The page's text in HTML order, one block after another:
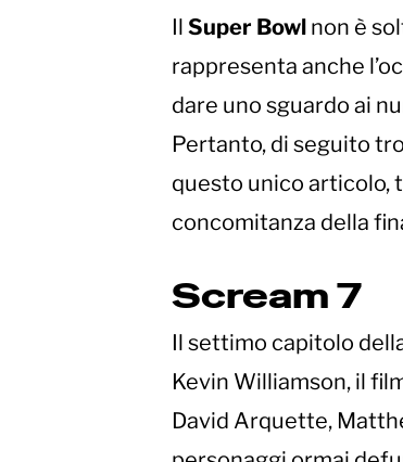
Il Super Bowl non è
rappresenta anche
dare uno sguardo ai
Pertanto, di seguito
questo unico articolo,
concomitanza della
Scream 7
Il settimo capitolo
Kevin Williamson, il
David Arquette,